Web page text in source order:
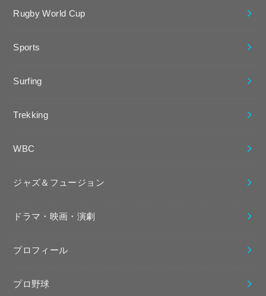
Rugby World Cup
Sports
Surfing
Trekking
WBC
ジャズ＆フュージョン
ドラマ・映画・演劇
プロフィール
プロ野球